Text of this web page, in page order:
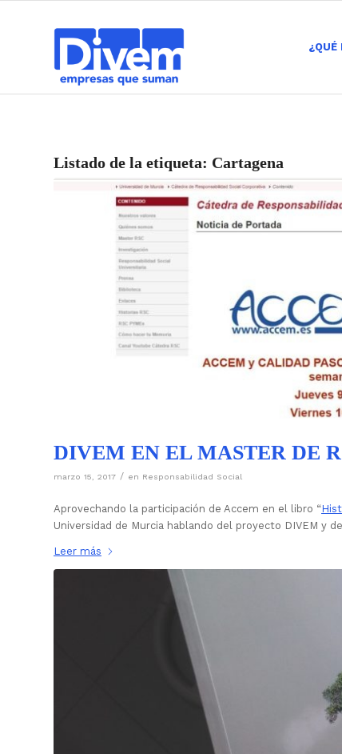
¿QUÉ
Listado de la etiqueta: Cartagena
DIVEM EN EL MASTER DE
marzo 15, 2017 / en Responsabilidad Social
Aprovechando la participación de Accem en el libro “
Universidad de Murcia hablando del proyecto DIVEM y
Leer más